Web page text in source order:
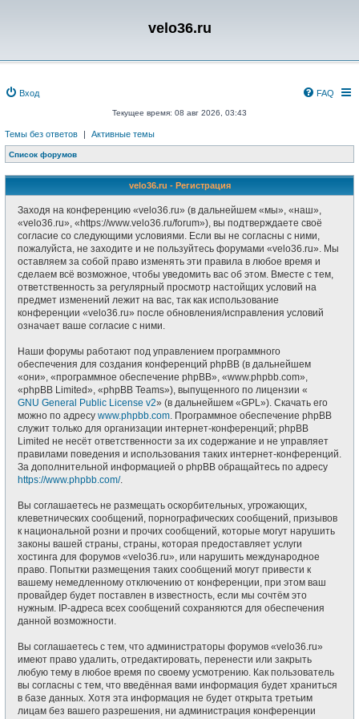
velo36.ru
Вход FAQ
Текущее время: 08 авг 2026, 03:43
Темы без ответов | Активные темы
Список форумов
velo36.ru - Регистрация
Заходя на конференцию «velo36.ru» (в дальнейшем «мы», «наш»,
«velo36.ru», «https://www.velo36.ru/forum»), вы подтверждаете своё
согласие со следующими условиями. Если вы не согласны с ними,
пожалуйста, не заходите и не пользуйтесь форумами «velo36.ru». Мы
оставляем за собой право изменять эти правила в любое время и
сделаем всё возможное, чтобы уведомить вас об этом. Вместе с тем,
ответственность за регулярный просмотр настойщих условий на
предмет изменений лежит на вас, так как использование
конференции «velo36.ru» после обновления/исправления условий
означает ваше согласие с ними.
Наши форумы работают под управлением программного
обеспечения для создания конференций phpBB (в дальнейшем
«они», «программное обеспечение phpBB», «www.phpbb.com»,
«phpBB Limited», «phpBB Teams»), выпущенного по лицензии «
GNU General Public License v2» (в дальнейшем «GPL»). Скачать его
можно по адресу www.phpbb.com. Программное обеспечение phpBB
служит только для организации интернет-конференций; phpBB
Limited не несёт ответственности за их содержание и не управляет
правилами поведения и использования таких интернет-конференций.
За дополнительной информацией о phpBB обращайтесь по адресу
https://www.phpbb.com/.
Вы соглашаетесь не размещать оскорбительных, угрожающих,
клеветнических сообщений, порнографических сообщений, призывов
к национальной розни и прочих сообщений, которые могут нарушить
законы вашей страны, страны, которая предоставляет услуги
хостинга для форумов «velo36.ru», или нарушить международное
право. Попытки размещения таких сообщений могут привести к
вашему немедленному отключению от конференции, при этом ваш
провайдер будет поставлен в известность, если мы сочтём это
нужным. IP-адреса всех сообщений сохраняются для обеспечения
данной возможности.
Вы соглашаетесь с тем, что администраторы форумов «velo36.ru»
имеют право удалить, отредактировать, перенести или закрыть
любую тему в любое время по своему усмотрению. Как пользователь
вы согласны с тем, что введённая вами информация будет храниться
в базе данных. Хотя эта информация не будет открыта третьим
лицам без вашего разрешения, ни администрация конференции